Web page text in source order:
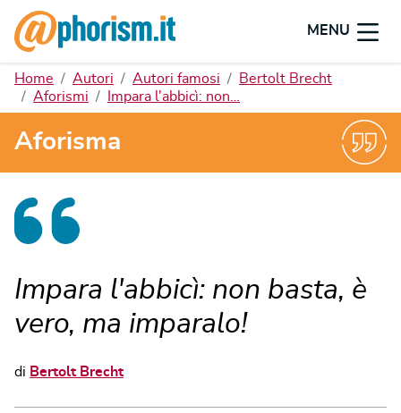
MENU
Home Autori Autori famosi
Bertolt Brecht
Aforismi
Impara l'abbicì: non…
Aforisma
Impara l'abbicì: non basta, è
vero, ma imparalo!
di Bertolt Brecht